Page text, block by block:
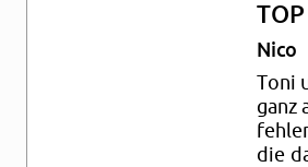
Nico
Toni
ganz
die